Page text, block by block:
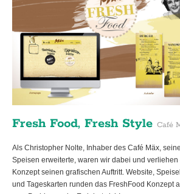
Fresh Food, Fresh Style Café
Als Christopher Nolte, Inhaber des Café Mäx,
Speisen erweiterte, waren wir dabei und verliehen
Konzept seinen grafischen Auftritt. Website,
und Tageskarten runden das FreshFood Konzept